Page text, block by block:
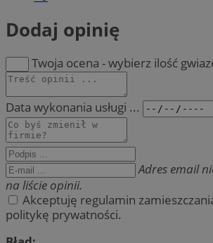
Dodaj opinię
Twoja ocena - wybierz ilość
Data wykonania usługi ...
Adres email
na liście opinii.
Akceptuję regulamin
politykę prywatności.